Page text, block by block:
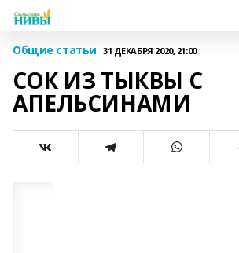
Общие статьи 31 ДЕКАБРЯ 2020, 21:00
СОК ИЗ ТЫКВЫ С
АПЕЛЬСИНАМИ